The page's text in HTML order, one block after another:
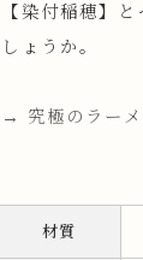
【染付稲穂】
しょうか。
→ 究極のラー
材質